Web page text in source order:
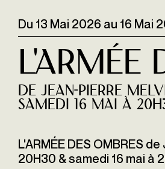
Du 13 Mai 2026 au 16 Mai
L'ARMÉE
de Jean-Pierre
samedi 16 mai à
L'ARMÉE DES OMBRES
20H30 & samedi 16 mai à